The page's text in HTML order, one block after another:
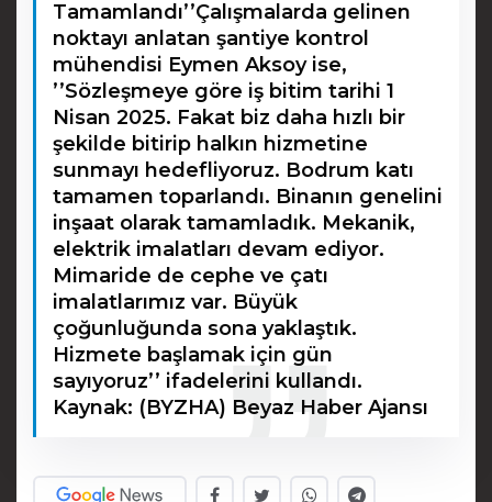
Tamamlandı’’Çalışmalarda gelinen
noktayı anlatan şantiye kontrol
mühendisi Eymen Aksoy ise,
’’Sözleşmeye göre iş bitim tarihi 1
Nisan 2025. Fakat biz daha hızlı bir
şekilde bitirip halkın hizmetine
sunmayı hedefliyoruz. Bodrum katı
tamamen toparlandı. Binanın genelini
inşaat olarak tamamladık. Mekanik,
elektrik imalatları devam ediyor.
Mimaride de cephe ve çatı
imalatlarımız var. Büyük
çoğunluğunda sona yaklaştık.
Hizmete başlamak için gün
sayıyoruz’’ ifadelerini kullandı.
Kaynak: (BYZHA) Beyaz Haber Ajansı